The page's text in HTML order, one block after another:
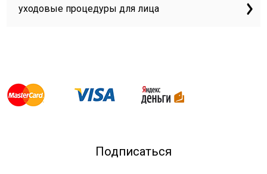
уходовые процедуры для лица
Подписаться